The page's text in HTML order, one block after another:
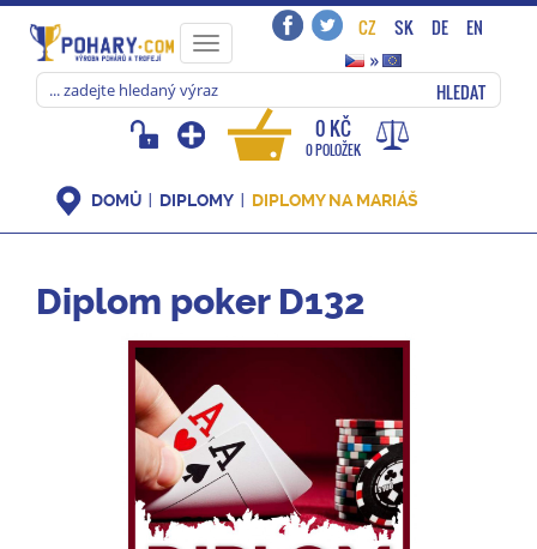
Toggle
navigation
CZ SK DE
EN
»
HLEDAT
0 KČ
0 POLOŽEK
DOMŮ DIPLOMY DIPLOMY NA MARIÁŠ
Diplom poker D132